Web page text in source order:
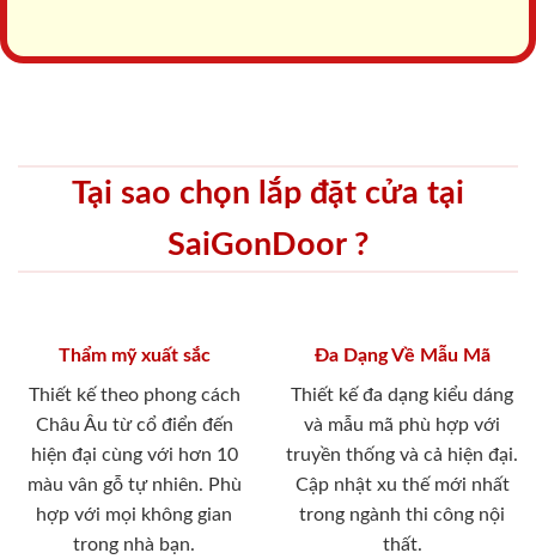
Tại sao chọn lắp đặt cửa tại
SaiGonDoor ?
Thẩm mỹ xuất sắc
Thiết kế theo phong cách
Châu Âu từ cổ điển đến
hiện đại cùng với hơn 10
màu vân gỗ tự nhiên. Phù
hợp với mọi không gian
trong nhà bạn.
Đa Dạng Về Mẫu Mã
Thiết kế đa dạng kiểu dáng
và mẫu mã phù hợp với
truyền thống và cả hiện đại.
Cập nhật xu thế mới nhất
trong ngành thi công nội
thất.